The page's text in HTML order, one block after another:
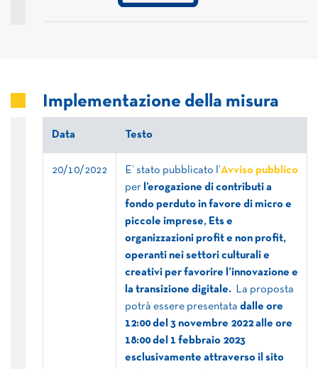
Implementazione della misura
Data Testo
20/10/2022 E’ stato pubblicato l’Avviso pubblico
per l’erogazione di contributi a
fondo perduto in favore di micro e
piccole imprese, Ets e
organizzazioni profit e non profit,
operanti nei settori culturali e
creativi per favorire l’innovazione e
la transizione digitale.
La proposta
potrà essere presentata dalle ore
12:00 del 3 novembre 2022 alle ore
18:00 del 1 febbraio 2023
esclusivamente attraverso il sito